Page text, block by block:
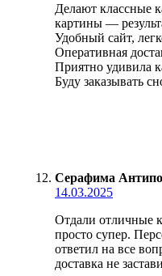
Делают классные
картины —
Удобный сайт,
Оперативная
Приятно удивила
Буду заказывать
Серафима
14.03.2025
Отдали отличные
просто супер.
ответил на все
доставка не